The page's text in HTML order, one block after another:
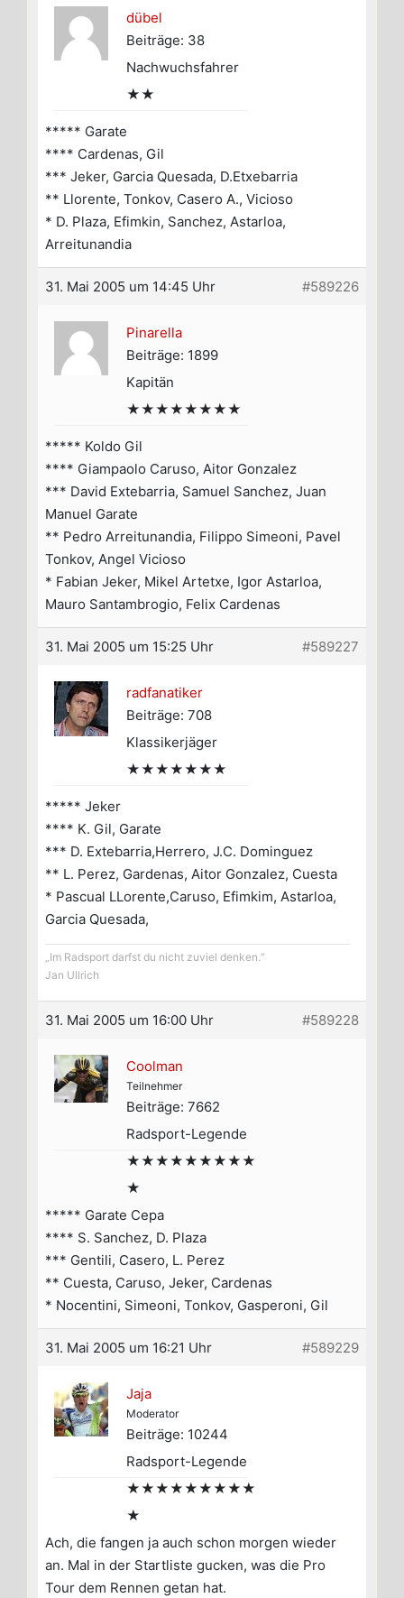
dübel
Beiträge: 38
Nachwuchsfahrer
★★
***** Garate
**** Cardenas, Gil
*** Jeker, Garcia Quesada, D.Etxebarria
** Llorente, Tonkov, Casero A., Vicioso
* D. Plaza, Efimkin, Sanchez, Astarloa,
Arreitunandia
31. Mai 2005 um 14:45 Uhr #589226
Pinarella
Beiträge: 1899
Kapitän
★★★★★★★★
***** Koldo Gil
**** Giampaolo Caruso, Aitor Gonzalez
*** David Extebarria, Samuel Sanchez, Juan
Manuel Garate
** Pedro Arreitunandia, Filippo Simeoni, Pavel
Tonkov, Angel Vicioso
* Fabian Jeker, Mikel Artetxe, Igor Astarloa,
Mauro Santambrogio, Felix Cardenas
31. Mai 2005 um 15:25 Uhr #589227
radfanatiker
Beiträge: 708
Klassikerjäger
★★★★★★★
***** Jeker
**** K. Gil, Garate
*** D. Extebarria,Herrero, J.C. Dominguez
** L. Perez, Gardenas, Aitor Gonzalez, Cuesta
* Pascual LLorente,Caruso, Efimkim, Astarloa,
Garcia Quesada,
„Im Radsport darfst du nicht zuviel denken.“
Jan Ullrich
31. Mai 2005 um 16:00 Uhr #589228
Coolman
Teilnehmer
Beiträge: 7662
Radsport-Legende
★★★★★★★★★
★
***** Garate Cepa
**** S. Sanchez, D. Plaza
*** Gentili, Casero, L. Perez
** Cuesta, Caruso, Jeker, Cardenas
* Nocentini, Simeoni, Tonkov, Gasperoni, Gil
31. Mai 2005 um 16:21 Uhr #589229
Jaja
Moderator
Beiträge: 10244
Radsport-Legende
★★★★★★★★★
★
Ach, die fangen ja auch schon morgen wieder
an. Mal in der Startliste gucken, was die Pro
Tour dem Rennen getan hat.